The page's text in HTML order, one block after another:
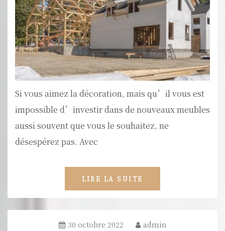
Si vous aimez la décoration, mais qu’il vous est
impossible d’investir dans de nouveaux meubles
aussi souvent que vous le souhaitez, ne
désespérez pas. Avec
LIRE LA SUITE
30 octobre 2022 admin